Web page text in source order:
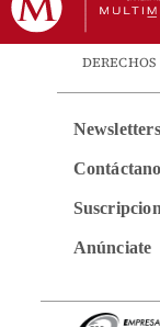
Newsletters
Anúnciate